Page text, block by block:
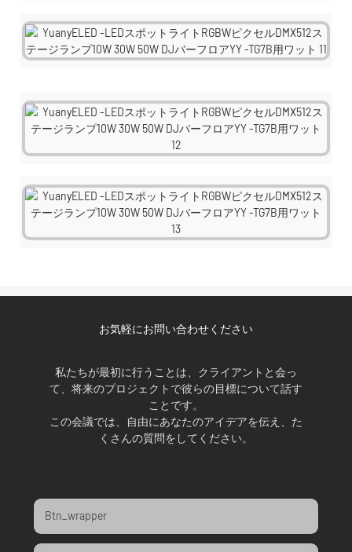
お気軽にお問い合わせください
私たちが最初に行うことは、クライアントと会っ
て、将来のプロジェクトで彼らの目標について話す
ことです。
この会議では、自由にあなたのアイデアを伝え、た
くさんの質問をしてください。
Btn_wrapper